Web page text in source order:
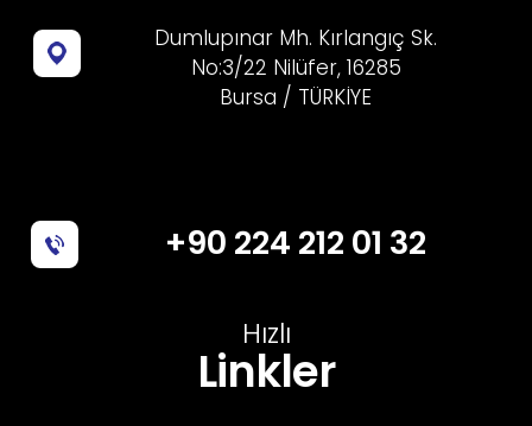
Dumlupınar Mh. Kırlangıç Sk.
No:3/22 Nilüfer, 16285
Bursa / TÜRKİYE
+90 224 212 01 32
Hızlı
Linkler